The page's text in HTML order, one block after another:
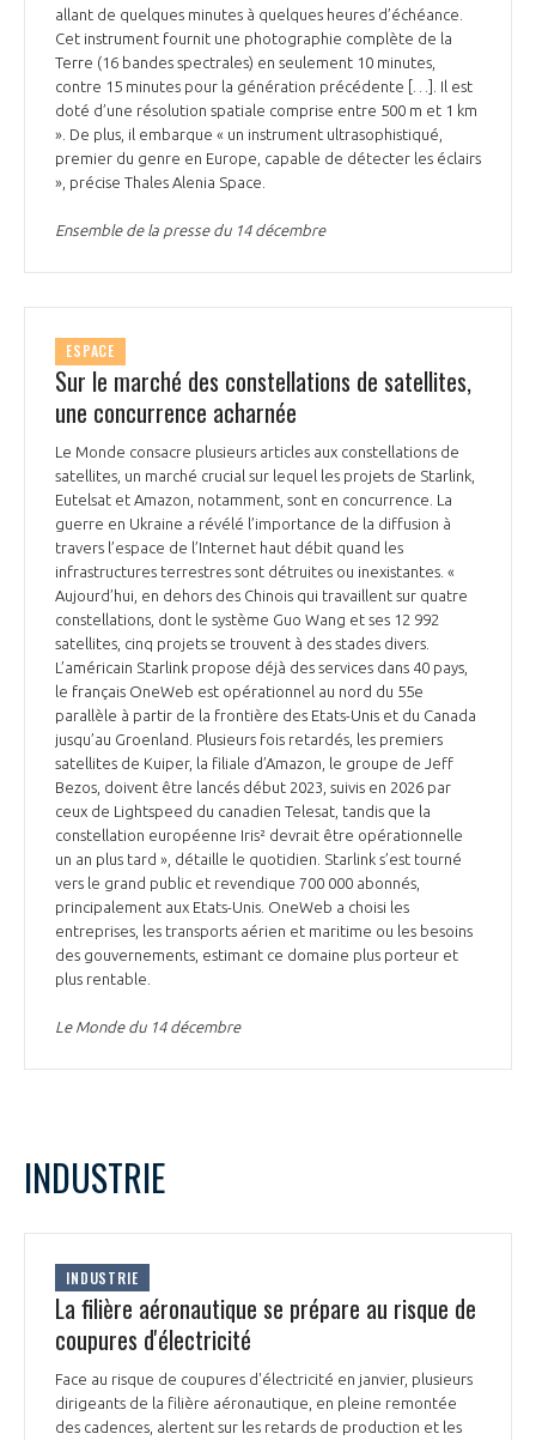
allant de quelques minutes à quelques heures d’échéance.
Cet instrument fournit une photographie complète de la
Terre (16 bandes spectrales) en seulement 10 minutes,
contre 15 minutes pour la génération précédente […]. Il est
doté d’une résolution spatiale comprise entre 500 m et 1 km
». De plus, il embarque « un instrument ultrasophistiqué,
premier du genre en Europe, capable de détecter les éclairs
», précise Thales Alenia Space.
Ensemble de la presse du 14 décembre
ESPACE
Sur le marché des constellations de satellites,
une concurrence acharnée
Le Monde consacre plusieurs articles aux constellations de
satellites, un marché crucial sur lequel les projets de Starlink,
Eutelsat et Amazon, notamment, sont en concurrence. La
guerre en Ukraine a révélé l’importance de la diffusion à
travers l’espace de l’Internet haut débit quand les
infrastructures terrestres sont détruites ou inexistantes. «
Aujourd’hui, en dehors des Chinois qui travaillent sur quatre
constellations, dont le système Guo Wang et ses 12 992
satellites, cinq projets se trouvent à des stades divers.
L’américain Starlink propose déjà des services dans 40 pays,
le français OneWeb est opérationnel au nord du 55e
parallèle à partir de la frontière des Etats-Unis et du Canada
jusqu’au Groenland. Plusieurs fois retardés, les premiers
satellites de Kuiper, la filiale d’Amazon, le groupe de Jeff
Bezos, doivent être lancés début 2023, suivis en 2026 par
ceux de Lightspeed du canadien Telesat, tandis que la
constellation européenne Iris² devrait être opérationnelle
un an plus tard », détaille le quotidien. Starlink s’est tourné
vers le grand public et revendique 700 000 abonnés,
principalement aux Etats-Unis. OneWeb a choisi les
entreprises, les transports aérien et maritime ou les besoins
des gouvernements, estimant ce domaine plus porteur et
plus rentable.
Le Monde du 14 décembre
INDUSTRIE
INDUSTRIE
La filière aéronautique se prépare au risque de
coupures d'électricité
Face au risque de coupures d'électricité en janvier, plusieurs
dirigeants de la filière aéronautique, en pleine remontée
des cadences, alertent sur les retards de production et les